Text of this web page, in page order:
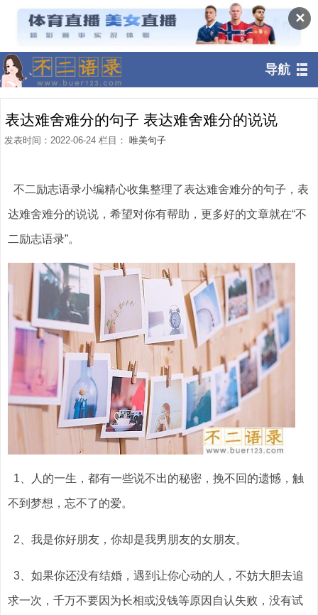
✕
导航
表达难舍难分的句子 表达难舍难分的说说
发表时间：2022-06-24 栏目： 唯美句子
不二励志语录小编精心收集整理了表达难舍难分的句子，表
达难舍难分的说说，希望对你有帮助，更多好的文章就在“不
二励志语录”。
1、人的一生，都有一些说不出的秘密，挽不回的遗憾，触
不到梦想，忘不了的爱。
2、我是你好朋友，你却是我男朋友的女朋友。
3、如果你还没有结婚，遇到让你心动的人，不妨大胆去追
求一次，千万不要因为长相或没钱等原因自认失败，没有试